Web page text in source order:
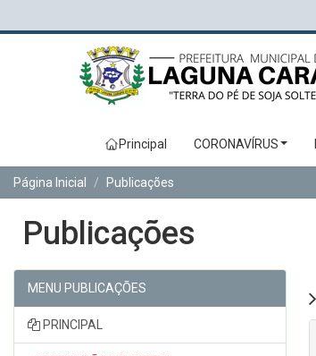
Principal CORONAVÍRUS
Página Inicial Publicações
Publicações
MENU PUBLICAÇÕES
PRINCIPAL